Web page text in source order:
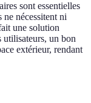
sont essentielles
ne nécessitent ni
une solution
utilisateurs, un bon
extérieur, rendant